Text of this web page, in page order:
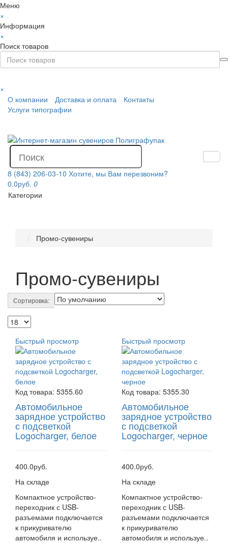
Меню
×
Информация
×
Поиск товаров
×
О компании
Доставка и оплата
Контакты
Услуги типографии
8 (843) 206-03-10 Хотите, мы Вам перезвоним?
0.0руб. 0
Категории
Промо-сувениры
Промо-сувениры
Сортировка:
Быстрый просмотр
Код товара: 5355.60
Автомобильное
зарядное устройство
с подсветкой
Logocharger, белое
400.0руб.
На складе
Компактное устройство-
переходник с USB-
разъемами подключается
к прикуривателю
автомобиля и используе..
Быстрый просмотр
Код товара: 5355.30
Автомобильное
зарядное устройство
с подсветкой
Logocharger, черное
400.0руб.
На складе
Компактное устройство-
переходник с USB-
разъемами подключается
к прикуривателю
автомобиля и используе..